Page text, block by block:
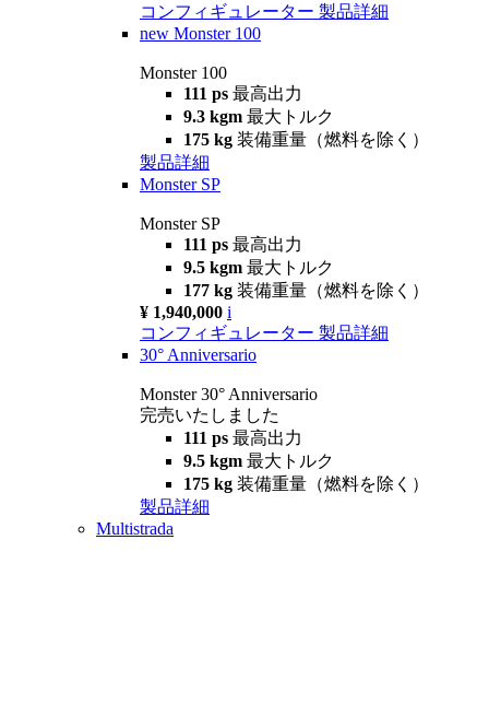
コンフィギュレーター 製品詳細
new Monster 100
Monster 100
111 ps 最高出力
9.3 kgm 最大トルク
175 kg 装備重量（燃料を除く）
製品詳細
Monster SP
Monster SP
111 ps 最高出力
9.5 kgm 最大トルク
177 kg 装備重量（燃料を除く）
¥ 1,940,000 i
コンフィギュレーター 製品詳細
30° Anniversario
Monster 30° Anniversario
完売いたしました
111 ps 最高出力
9.5 kgm 最大トルク
175 kg 装備重量（燃料を除く）
製品詳細
Multistrada